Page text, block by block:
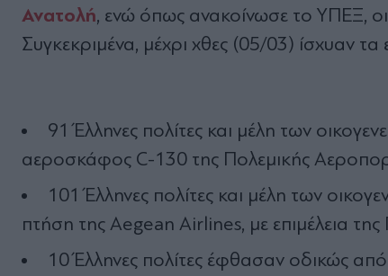
Ανατολή, ενώ όπως ανακοίνωσε το ΥΠΕΞ, οι
Συγκεκριμένα, μέχρι χθες (05/03) ίσχυαν τα
91 Έλληνες πολίτες και μέλη των
αεροσκάφος C-130 της Πολεμικής
101 Έλληνες πολίτες και μέλη των
πτήση της Aegean Airlines, με επιμέλεια
10 Έλληνες πολίτες έφθασαν οδικώς